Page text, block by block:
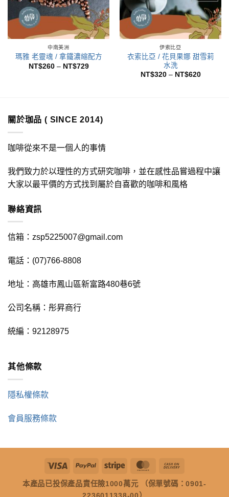
中南美洲
瑪雅 老靈魂 / 拿鐵濃縮配方
NT$260 – NT$729價
伊索比亞
衣索比亞 / 花貝果娜 甜雪莉
水洗
NT$320 – NT$620價
關於珈品 ( SINCE 2014)
咖啡從來不是一個人的事情
我們致力於以理性的方式研究咖啡，並在感性品嘗過程中讓
大家以最平價的方式找到屬於自喜歡的咖啡和風格
聯絡資訊
信箱：zsp5225007@gmail.com
電話：(07)766-8808
地址：高雄市鳳山區新富路480巷6號
公司名稱：彤昇商行
統編：92128975
其他條款
隱私權條款
會員服務條款
Visa PayPal Stripe MasterCard
Delivery
本產品已投保產品責任險1000萬元 （保單號碼：0901-
2236011338-00）